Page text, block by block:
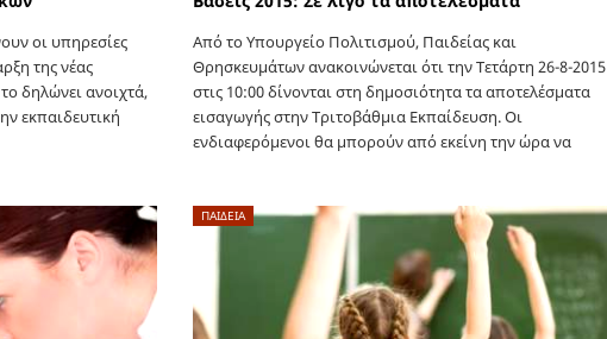
οι υπηρεσίες
της νέας
δηλώνει ανοιχτά,
εκπαιδευτική
Από το Υπουργείο Πολιτισμού, Παιδείας και
Θρησκευμάτων ανακοινώνεται ότι την Τετάρτη 26-8-2015
στις 10:00 δίνονται στη δημοσιότητα τα αποτελέσματα
εισαγωγής στην Τριτοβάθμια Εκπαίδευση. Οι
ενδιαφερόμενοι θα μπορούν από εκείνη την ώρα να
ΠΑΙΔΕΙΑ